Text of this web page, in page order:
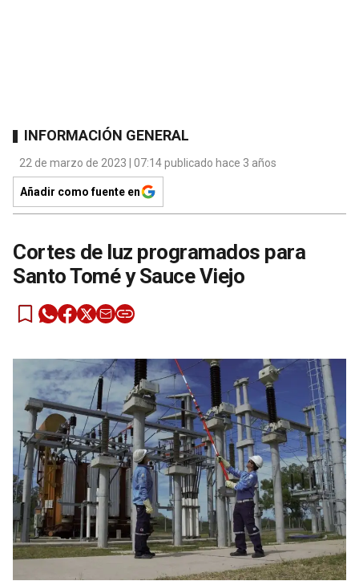
INFORMACIÓN GENERAL
22 de marzo de 2023 | 07:14 publicado hace 3 años
Añadir como fuente en
Cortes de luz programados para
Santo Tomé y Sauce Viejo